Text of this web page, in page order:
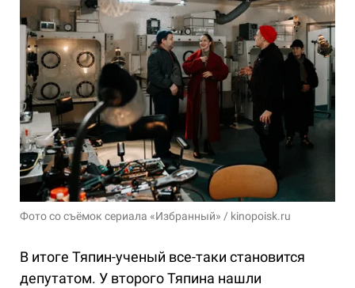
Фото со съёмок сериала «Избранный» / kinopoisk.ru
В итоге Тяпин-ученый все-таки становится
депутатом. У второго Тяпина нашли